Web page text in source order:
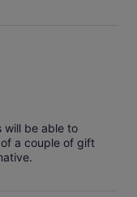
will be able to
a couple of gift